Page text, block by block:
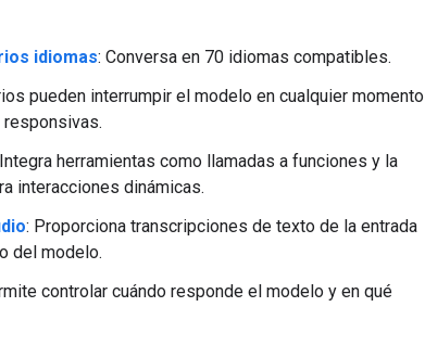
idiomas: Conversa en 70 idiomas compatibles.
pueden interrumpir el modelo en cualquier momento
herramientas como llamadas a funciones y la
interacciones dinámicas.
: Proporciona transcripciones de texto de la entrada
del modelo.
controlar cuándo responde el modelo y en qué